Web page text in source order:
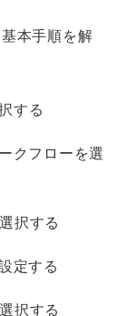
本手順を解
する
クフローを選
択する
定する
択する